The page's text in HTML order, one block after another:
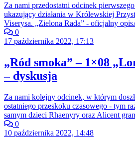
Za nami przedostatni odcinek
ukazujący działania w Królewskiej
Viserysa. „Zielona Rada” - oficjalny
0
17 października 2022, 17:13
„Ród smoka” – 1×08
– dyskusja
Za nami kolejny odcinek, w którym
ostatniego przeskoku czasowego - tym
samym dzieci Rhaenyry oraz Alicent
0
10 października 2022, 14:48